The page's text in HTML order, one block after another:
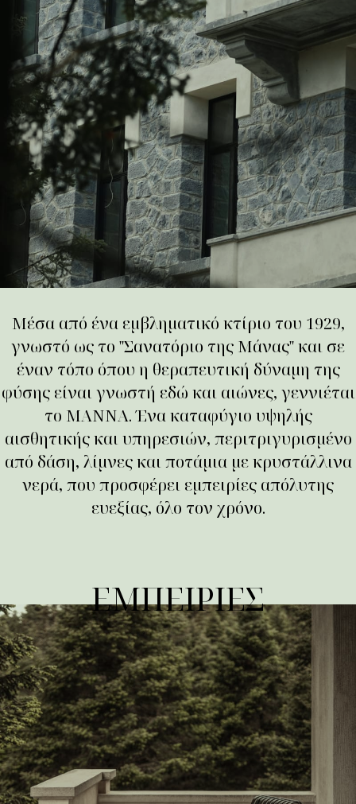
Μέσα από ένα εμβληματικό κτίριο του 1929,
γνωστό ως το ''Σανατόριο της Μάνας'' και σε
έναν τόπο όπου η θεραπευτική δύναμη της
φύσης είναι γνωστή εδώ και αιώνες, γεννιέται
το MANNA. Ένα καταφύγιο υψηλής
αισθητικής και υπηρεσιών, περιτριγυρισμένο
από δάση, λίμνες και ποτάμια με κρυστάλλινα
νερά, που προσφέρει εμπειρίες απόλυτης
ευεξίας, όλο τον χρόνο.
ΕΜΠΕΙΡΙΕΣ